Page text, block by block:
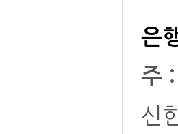
은
주
신